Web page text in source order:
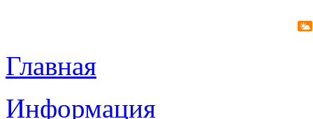
Главная
Информация